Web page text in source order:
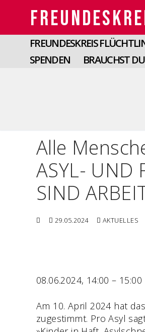
FREUNDESKREIS
SPENDEN
BRAUCHST
Alle
ASYL- UND
SIND
29.05.2024 AKTUELLES
08.06.2024, 14:00 –
Am 10. April 2024 hat
zugestimmt. Pro Asyl